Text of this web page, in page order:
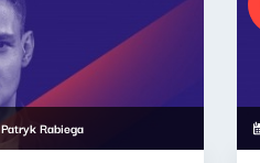
Patryk Rabiega